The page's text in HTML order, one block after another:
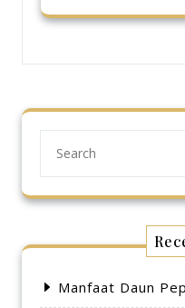
Manfaat Daun